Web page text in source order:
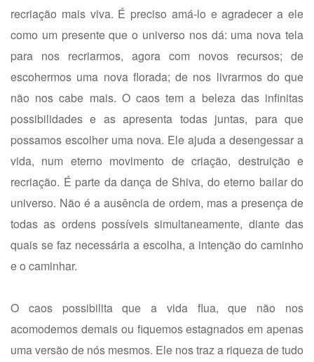
recriação mais viva. É preciso amá-lo e agradecer a ele
como um presente que o universo nos dá: uma nova tela
para nos recriarmos, agora com novos recursos; de
escohermos uma nova florada; de nos livrarmos do que
não nos cabe mais. O caos tem a beleza das infinitas
possibilidades e as apresenta todas juntas, para que
possamos escolher uma nova. Ele ajuda a desengessar a
vida, num eterno movimento de criação, destruição e
recriação. É parte da dança de Shiva, do eterno bailar do
universo. Não é a ausência de ordem, mas a presença de
todas as ordens possíveis simultaneamente, diante das
quais se faz necessária a escolha, a intenção do caminho
e o caminhar.
O caos possibilita que a vida flua, que não nos
acomodemos demais ou fiquemos estagnados em apenas
uma versão de nós mesmos. Ele nos traz a riqueza de tudo